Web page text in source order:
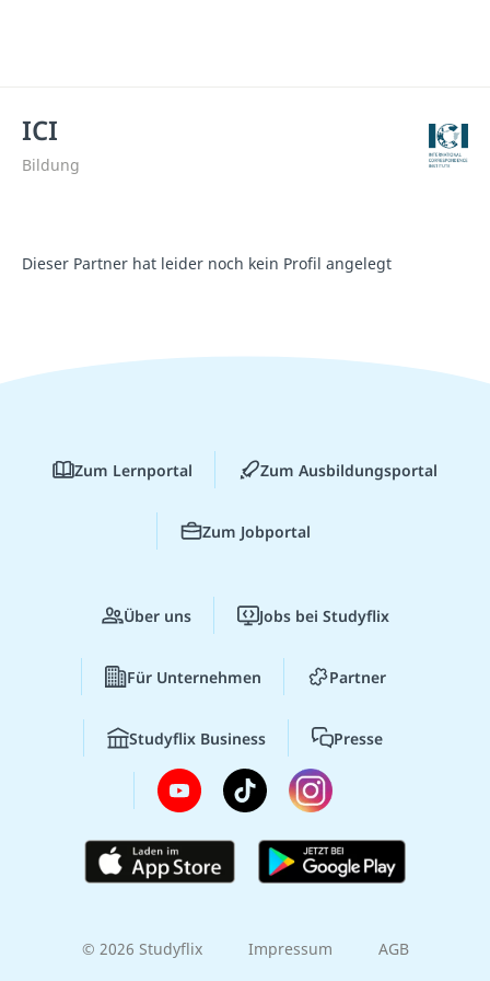
ICI
Bildung
Dieser Partner hat leider noch kein Profil angelegt
Zum Lernportal Zum Ausbildungsportal
Zum Jobportal
Über uns Jobs bei Studyflix
Für Unternehmen Partner
Studyflix Business Presse
© 2026 Studyflix Impressum AGB